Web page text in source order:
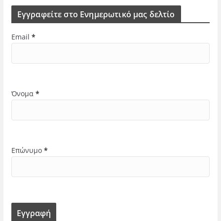
Εγγραφείτε στο Ενημερωτικό μας δελτίο
Email *
Όνομα *
Επώνυμο *